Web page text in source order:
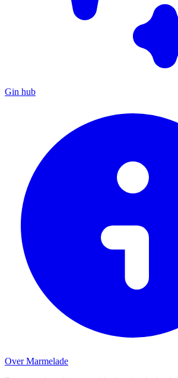
Gin hub
Over Marmelade